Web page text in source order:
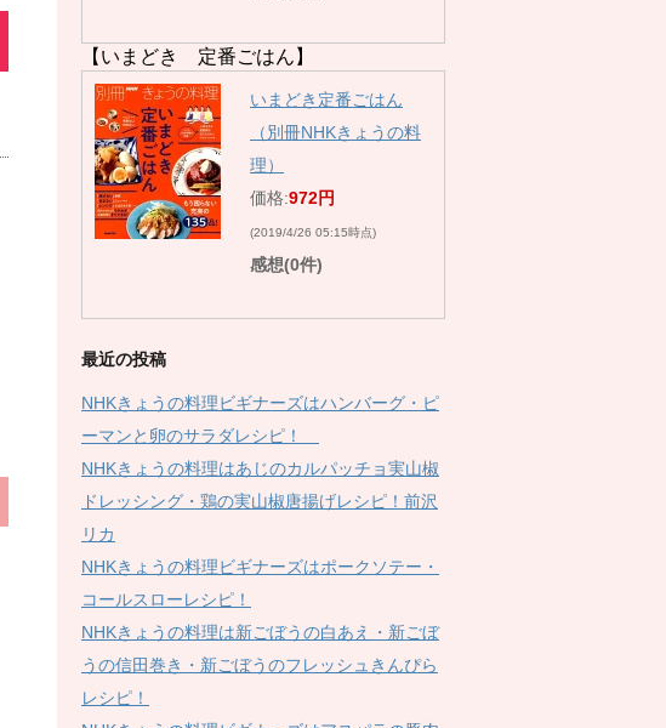
【いまどき 定番ごはん】
いまどき定番ごはん
（別冊NHKきょうの料
理）
価格:972円
(2019/4/26 05:15時点)
感想(0件)
最近の投稿
NHKきょうの料理ビギナーズはハンバーグ・ピ
ーマンと卵のサラダレシピ！
NHKきょうの料理はあじのカルパッチョ実山椒
ドレッシング・鶏の実山椒唐揚げレシピ！前沢
リカ
NHKきょうの料理ビギナーズはポークソテー・
コールスローレシピ！
NHKきょうの料理は新ごぼうの白あえ・新ごぼ
うの信田巻き・新ごぼうのフレッシュきんぴら
レシピ！